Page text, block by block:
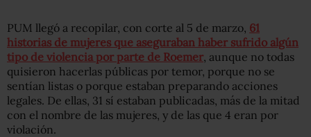
PUM llegó a recopilar, con corte al 5 de marzo, 61
historias de mujeres que aseguraban haber sufrido algún
tipo de violencia por parte de Roemer , aunque no todas
quisieron hacerlas públicas por temor, porque no se
sentían listas o porque estaban preparando acciones
legales. De ellas, 31 sí estaban publicadas, más de la mitad
con el nombre de las mujeres, y de las que 4 eran por
violación.